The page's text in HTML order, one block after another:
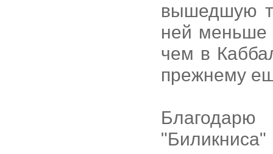
вышедшую
ней меньше
чем в
прежнему